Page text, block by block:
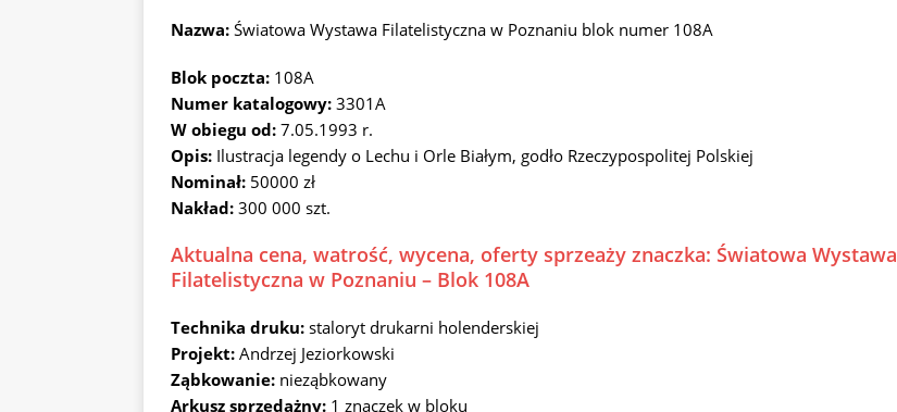
Nazwa: Światowa Wystawa Filatelistyczna w Poznaniu blok numer 108A
Blok poczta: 108A
Numer katalogowy: 3301A
W obiegu od: 7.05.1993 r.
Opis: Ilustracja legendy o Lechu i Orle Białym, godło Rzeczypospolitej Polskiej
Nominał: 50000 zł
Nakład: 300 000 szt.
Aktualna cena, watrość, wycena, oferty sprzeaży znaczka: Światowa Wystawa
Filatelistyczna w Poznaniu – Blok 108A
Technika druku: staloryt drukarni holenderskiej
Projekt: Andrzej Jeziorkowski
Ząbkowanie: nieząbkowany
Arkusz sprzedażny: 1 znaczek w bloku